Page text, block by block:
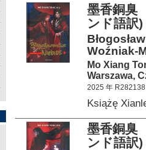
墨香銅
ンド語訳)
Woźniak-
Mo Xiang
Warszawa,
2025 年 R282138
Książę
墨香銅
ンド語訳)